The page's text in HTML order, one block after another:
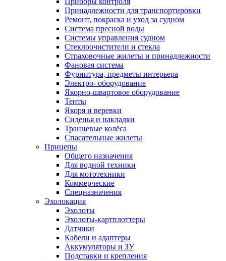
Принадлежности для транспортировки
Ремонт, покраска и уход за судном
Система пресной воды
Системы управления судном
Стеклоочистители и стекла
Страховочные жилеты и принадлежности
Фановая система
Фурнитура, предметы интерьера
Электро- оборудование
Якорно-швартовое оборудование
Тенты
Якоря и веревки
Сиденья и накладки
Транцевые колёса
Спасательные жилеты
Прицепы
Общего назначения
Для водной техники
Для мототехники
Коммерческие
Спецназначения
Эхолокация
Эхолоты
Эхолоты-картплоттеры
Датчики
Кабели и адаптеры
Аккумуляторы и ЗУ
Подставки и крепления